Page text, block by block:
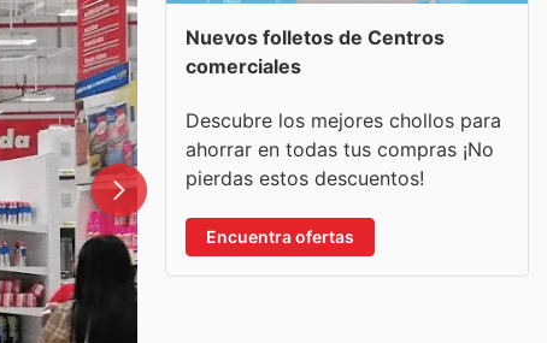
Nuevos folletos de Centros
comerciales
Descubre los mejores chollos para
ahorrar en todas tus compras ¡No
pierdas estos descuentos!
Encuentra ofertas